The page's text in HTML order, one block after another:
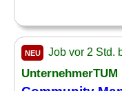
NEU Job vor 2 Std.
UnternehmerTUM